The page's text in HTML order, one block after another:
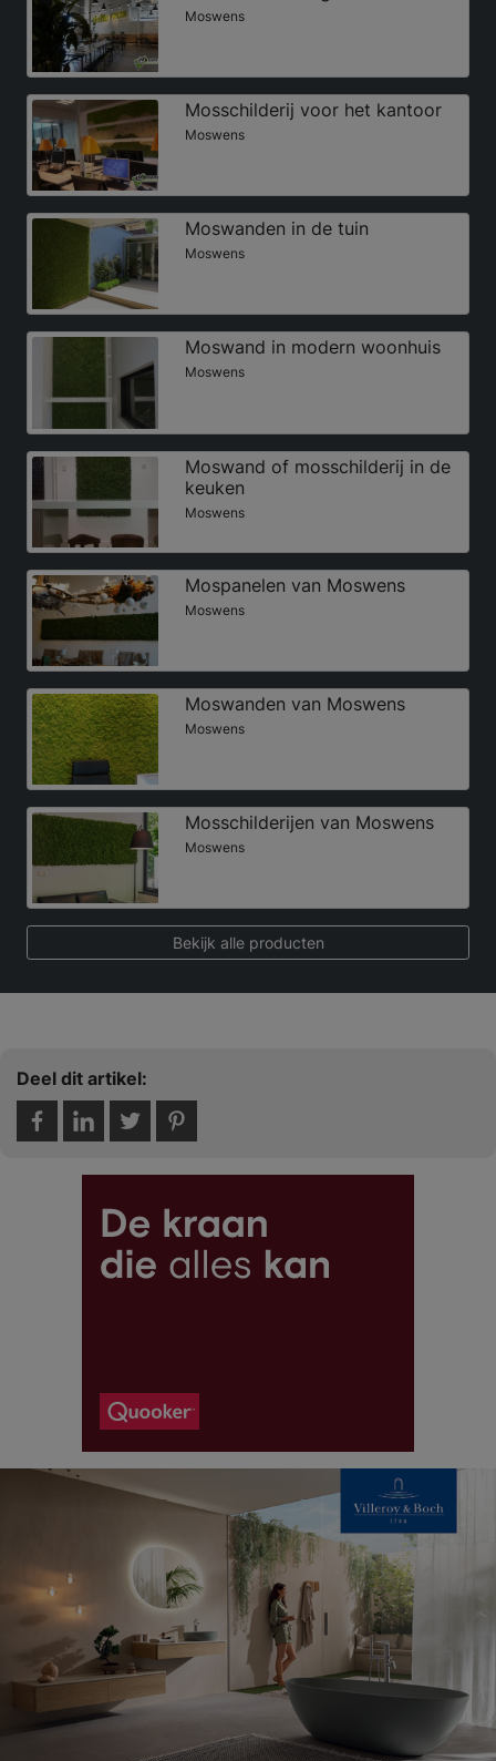
Moswens
Mosschilderij voor het kantoor
Moswens
Moswanden in de tuin
Moswens
Moswand in modern woonhuis
Moswens
Moswand of mosschilderij in de
keuken
Moswens
Mospanelen van Moswens
Moswens
Moswanden van Moswens
Moswens
Mosschilderijen van Moswens
Moswens
Bekijk alle producten
Deel dit artikel: